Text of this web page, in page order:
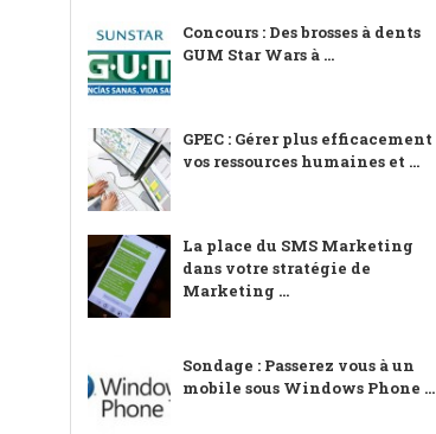
Concours : Des brosses à dents
GUM Star Wars à ...
GPEC : Gérer plus efficacement
vos ressources humaines et ...
La place du SMS Marketing
dans votre stratégie de
Marketing ...
Sondage : Passerez vous à un
mobile sous Windows Phone ...